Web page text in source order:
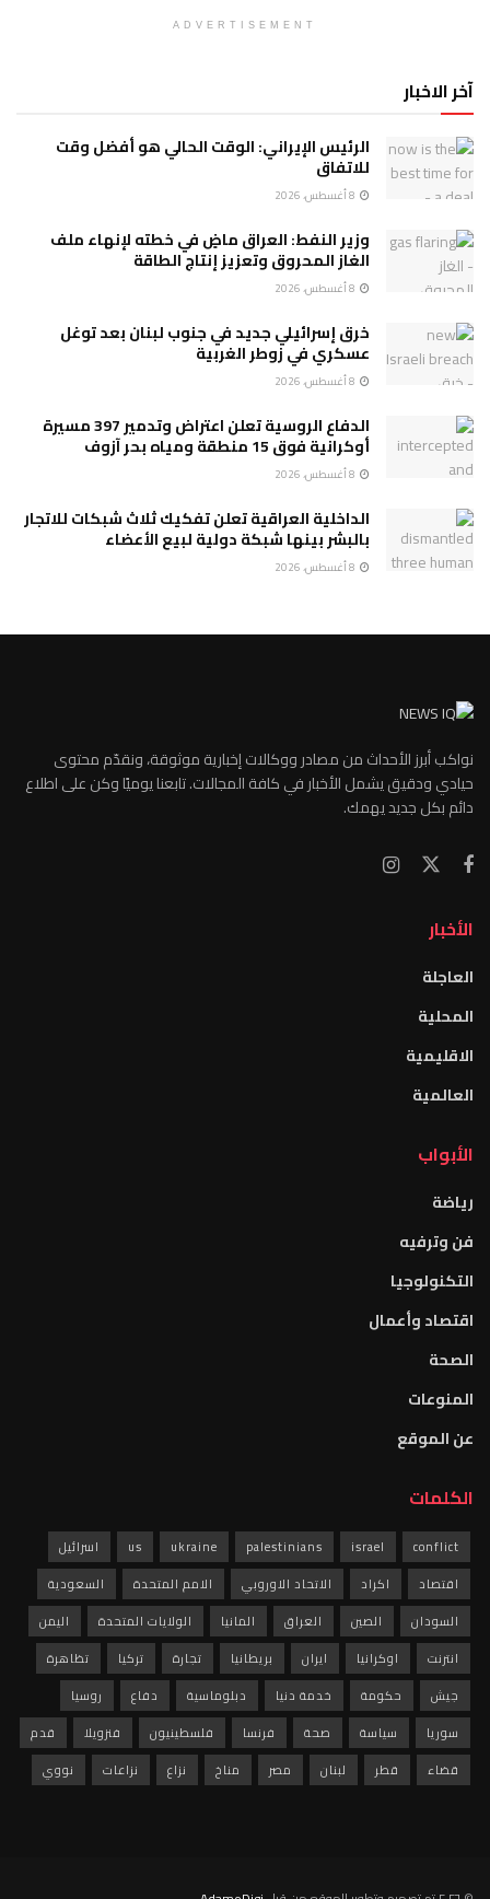
ADVERTISEMENT
آخر الاخبار
الرئيس الإيراني: الوقت الحالي هو أفضل وقت
للاتفاق
وزير النفط: العراق ماضٍ في خطته لإنهاء ملف
الغاز المحروق وتعزيز إنتاج الطاقة
خرق إسرائيلي جديد في جنوب لبنان بعد توغل
عسكري في زوطر الغربية
الدفاع الروسية تعلن اعتراض وتدمير 397 مسيرة
أوكرانية فوق 15 منطقة ومياه بحر آزوف
الداخلية العراقية تعلن تفكيك ثلاث شبكات للاتجار
بالبشر بينها شبكة دولية لبيع الأعضاء
نواكب أبرز الأحداث من مصادر ووكالات إخبارية موثوقة، ونقدّم محتوى
حيادي ودقيق يشمل الأخبار في كافة المجالات. تابعنا يوميًا وكن على اطلاع
دائم بكل جديد يهمك.
الأخبار
العاجلة
المحلية
الاقليمية
العالمية
الأبواب
رياضة
فن وترفيه
التكنولوجيا
اقتصاد وأعمال
الصحة
المنوعات
عن الموقع
الكلمات
conflict
israel
palestinians
ukraine
us
اسرائيل
اقتصاد
اكراد الاتحاد الاوروبي الامم المتحدة
السعودية
السودان
الصين العراق المانيا الولايات المتحدة
اليمن
انترنت
اوكرانيا ايران بريطانيا تجارة تركيا
تظاهرة
جيش
حكومة خدمة دنيا دبلوماسية دفاع
روسيا
سوريا
سياسة صحة فرنسا فلسطينيون فنزويلا
قدم
قضاء
قطر لبنان مصر مناخ نزاع نزاعات نووي